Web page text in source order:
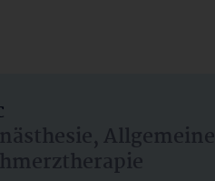
Allgemeine